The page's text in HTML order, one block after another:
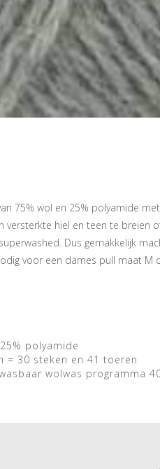
75% wol en 25% polyamide
versterkte hiel en teen te breien
Dus gemakkelijk
voor een dames pull maat M
polyamide
= 30 steken en 41 toeren
wolwas programma